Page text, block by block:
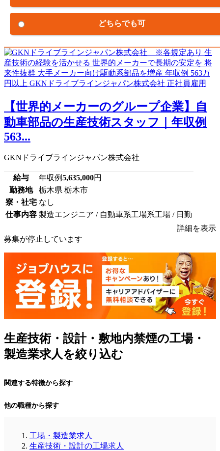
どちらでも可
【世界的メーカーのグループ企業】自
動車部品の生産技術スタッフ｜年収例
563...
GKNドライブラインジャパン株式会社
給与 年収例5,635,000円
勤務地
栃木県 栃木市
寮・社宅 なし
仕事内容 製造エンジニア / 自動車系工場系工場 / 日勤
詳細を表示
募集が停止しています
生産技術・設計・敷地内禁煙の工場・
製造業求人を絞り込む
関連する特徴から探す
他の職種から探す
工場・製造業求人
生産技術・設計の工場求人